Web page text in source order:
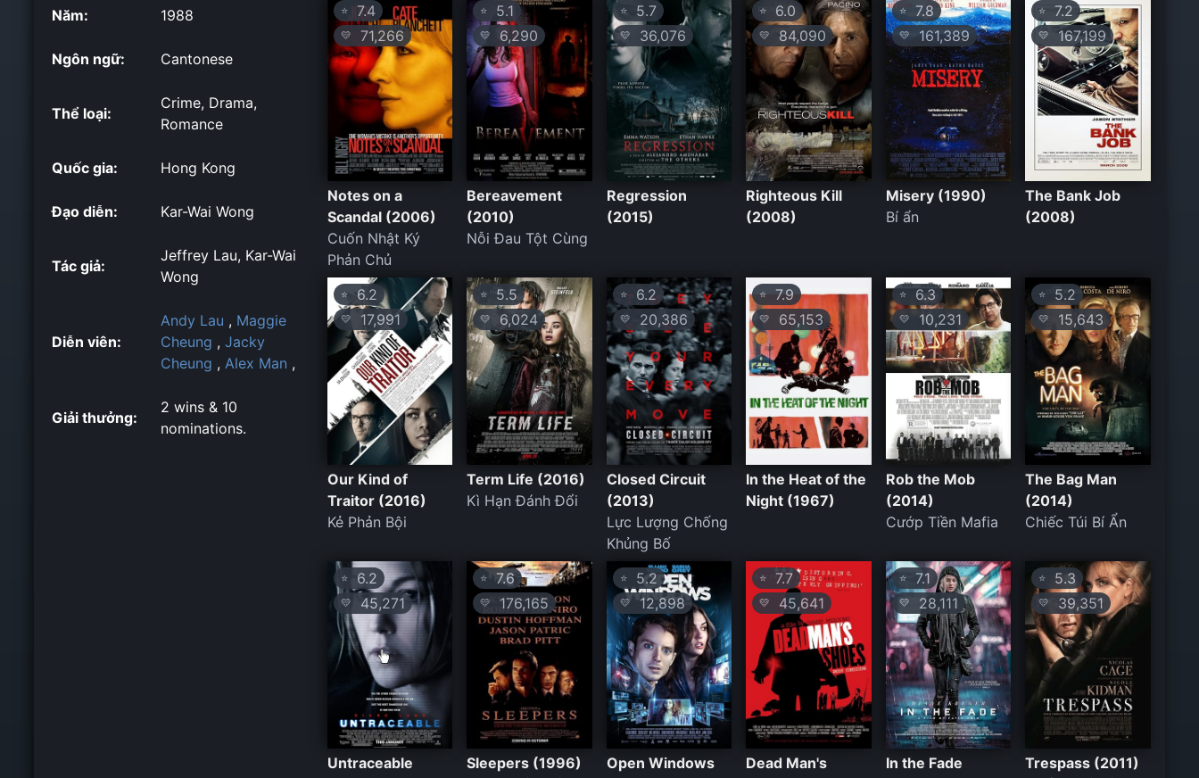
Năm: 1988
Ngôn ngữ: Cantonese
Thể loại:
Crime, Drama,
Romance
Quốc gia: Hong Kong
Đạo diễn: Kar-Wai Wong
Tác giả:
Jeffrey Lau, Kar-Wai
Wong
Diễn viên:
Andy Lau , Maggie
Cheung , Jacky
Cheung , Alex Man ,
Giải thưởng:
2 wins & 10
nominations.
⭐ 7.4
💛 71,266
Notes on a
Scandal (2006)
Cuốn Nhật Ký
Phản Chủ
⭐ 5.1
💛 6,290
Bereavement
(2010)
Nỗi Đau Tột Cùng
⭐5.7
💛 36,076
Regression
(2015)
⭐ 6.0
💛 84,090
Righteous Kill
(2008)
⭐7.8
💛 161,389
Misery (1990)
Bí ẩn
⭐ 7.2
💛 167,199
The Bank Job
(2008)
⭐ 6.2
💛 17,991
Our Kind of
Traitor (2016)
Kẻ Phản Bội
⭐ 5.5
💛 6,024
Term Life (2016)
Kì Hạn Đánh Đổi
⭐6.2
💛 20,386
Closed Circuit
(2013)
Lực Lượng Chống
Khủng Bố
⭐ 7.9
💛 65,153
In the Heat of the
Night (1967)
⭐6.3
💛 10,231
Rob the Mob
(2014)
Cướp Tiền Mafia
⭐ 5.2
💛 15,643
The Bag Man
(2014)
Chiếc Túi Bí Ẩn
⭐ 6.2
💛 45,271
Untraceable
⭐ 7.6
💛 176,165
Sleepers (1996)
⭐5.2
💛12,898
Open Windows
⭐ 7.7
💛 45,641
Dead Man's
⭐7.1
💛 28,111
In the Fade
⭐ 5.3
💛 39,351
Trespass (2011)